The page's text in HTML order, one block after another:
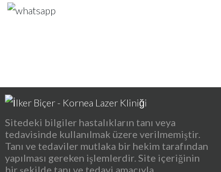
Sitedeki bilgiler hastalıkların tanı veya
tedavisinde kullanılmak üzere verilmemiştir.
Tanı ve tedaviler mutlaka bir hekim tarafından
yapılması gereken işlemlerdir. Site içeriğinin
bir şekilde tanı ve tedavi amacıyla